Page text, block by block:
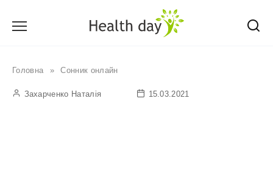
Головна » Сонник онлайн
Захарченко Наталія 15.03.2021